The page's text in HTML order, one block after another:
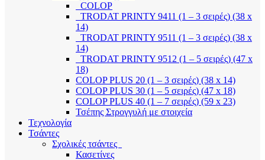
COLOP
TRODAT PRINTY 9411 (1 – 3 σειρές) (38 x
14)
TRODAT PRINTY 9511 (1 – 3 σειρές) (38 x
14)
TRODAT PRINTY 9512 (1 – 5 σειρές) (47 x
18)
COLOP PLUS 20 (1 – 3 σειρές) (38 x 14)
COLOP PLUS 30 (1 – 5 σειρές) (47 x 18)
COLOP PLUS 40 (1 – 7 σειρές) (59 x 23)
Τσέπης Στρογγυλή με στοιχεία
Τεχνολογία
Τσάντες
Σχολικές τσάντες
Κασετίνες